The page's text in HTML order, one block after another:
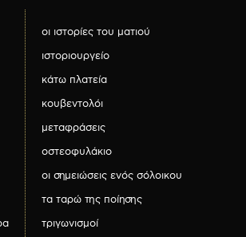
οι ιστορίες του ματιού
ιστοριουργείο
κάτω πλατεία
κουβεντολόι
μεταφράσεις
οστεοφυλάκιο
οι σημειώσεις ενός σόλοικου
τα ταρώ της ποίησης
τριγωνισμοί